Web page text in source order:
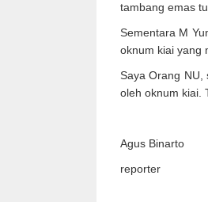
tambang emas
Sementara M
oknum kiai yang
Saya Orang NU,
oleh oknum kiai.
Agus Binarto
reporter